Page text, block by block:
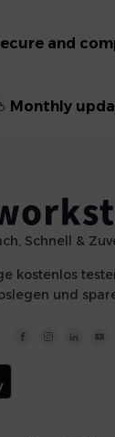
and
Monthly
Schnell &
kostenlos
und